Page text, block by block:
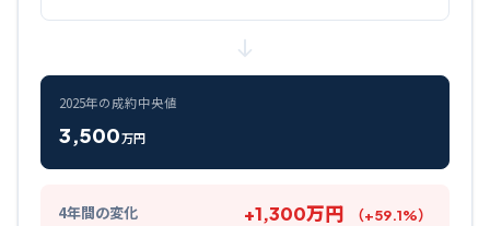
2025年の成約中央値
3,500万円
4年間の変化 +1,300万円 （+59.1%）